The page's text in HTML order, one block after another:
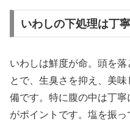
いわしの下処理は丁
いわしは鮮度が命。頭を
とで、生臭さを抑え、美
備です。特に腹の中は丁
がポイントです。塩を振